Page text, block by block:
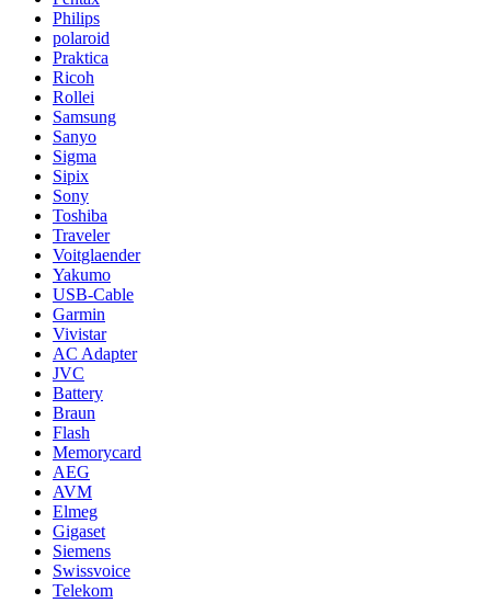
Philips
polaroid
Praktica
Ricoh
Rollei
Samsung
Sanyo
Sigma
Sipix
Sony
Toshiba
Traveler
Voitglaender
Yakumo
USB-Cable
Garmin
Vivistar
AC Adapter
JVC
Battery
Braun
Flash
Memorycard
AEG
AVM
Elmeg
Gigaset
Siemens
Swissvoice
Telekom